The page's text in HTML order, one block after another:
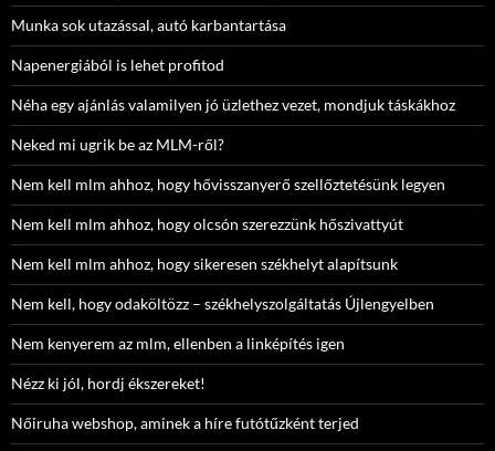
Munka sok utazással, autó karbantartása
Napenergiából is lehet profitod
Néha egy ajánlás valamilyen jó üzlethez vezet, mondjuk táskákhoz
Neked mi ugrik be az MLM-ről?
Nem kell mlm ahhoz, hogy hővisszanyerő szellőztetésünk legyen
Nem kell mlm ahhoz, hogy olcsón szerezzünk hőszivattyút
Nem kell mlm ahhoz, hogy sikeresen székhelyt alapítsunk
Nem kell, hogy odaköltözz – székhelyszolgáltatás Újlengyelben
Nem kenyerem az mlm, ellenben a linképítés igen
Nézz ki jól, hordj ékszereket!
Nőiruha webshop, aminek a híre futótűzként terjed